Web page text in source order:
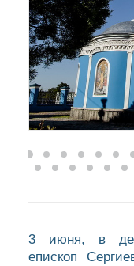
3 июня, в
епископ